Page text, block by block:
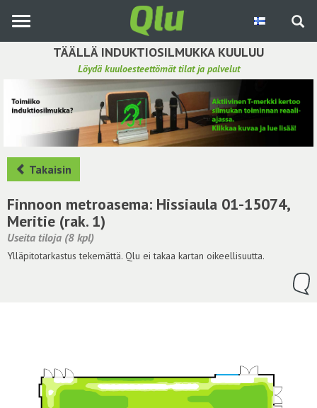
pääsisältöön
TÄÄLLÄ INDUKTIOSILMUKKA KUULUU
Löydä kuuloesteettömät tilat ja palvelut
Etsi induktiosilmukka
Tee ehdotus ja vaikuta kuulemiskokemukseen
Hae ehdotuksia
Käyttöohje
Yhteydenottopyyntö
Kirjaudu sisään
Takaisin
Finnoon metroasema: Hissiaula 01-15074,
Meritie (rak. 1)
Useita tiloja (8 kpl)
Ylläpitotarkastus tekemättä. Qlu ei takaa kartan oikeellisuutta.